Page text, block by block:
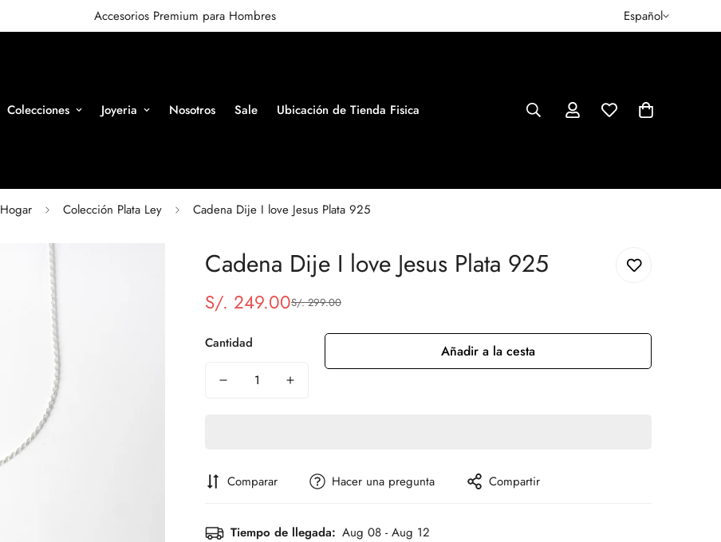
Accesorios Premium para Hombres Español
Colecciones Joyeria Nosotros Sale Ubicación de Tienda Fisica
Hogar Colección Plata Ley Cadena Dije I love Jesus Plata 925
Cadena Dije I love Jesus Plata 925
Precio
venta
S/. 249.00
Precio
S/. 299.00
Cantidad Añadir a la cesta
Comparar Hacer una pregunta Compartir
Tiempo de llegada: Aug 08 - Aug 12